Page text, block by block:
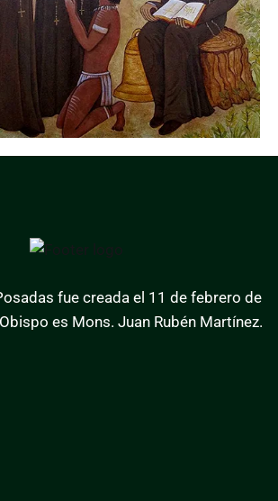
fue creada el 11 de febrero de
es Mons. Juan Rubén Martínez.